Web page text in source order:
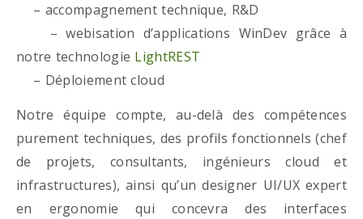
– accompagnement technique, R&D
– webisation d’applications WinDev grâce à
notre technologie LightREST
– Déploiement cloud
Notre équipe compte, au-delà des compétences
purement techniques, des profils fonctionnels (chef
de projets, consultants, ingénieurs cloud et
infrastructures), ainsi qu’un designer UI/UX expert
en ergonomie qui concevra des interfaces